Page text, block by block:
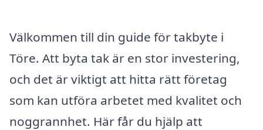
Välkommen till din guide för takbyte i
Töre. Att byta tak är en stor investering,
och det är viktigt att hitta rätt företag
som kan utföra arbetet med kvalitet och
noggrannhet. Här får du hjälp att